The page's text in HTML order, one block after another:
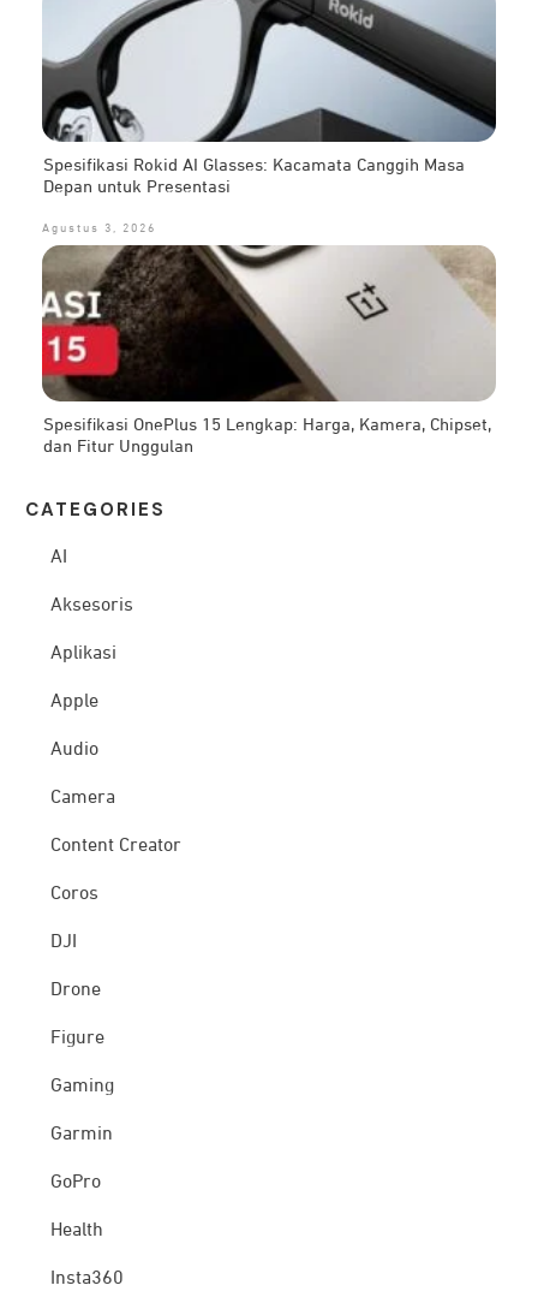
Spesifikasi Rokid AI Glasses: Kacamata Canggih Masa
Depan untuk Presentasi
Agustus 3, 2026
Spesifikasi OnePlus 15 Lengkap: Harga, Kamera, Chipset,
dan Fitur Unggulan
CATEG ORIES
AI
Aksesoris
Aplikasi
Apple
Audio
Camera
Content Creator
Coros
DJI
Drone
Figure
Gaming
Garmin
GoPro
Health
Insta360